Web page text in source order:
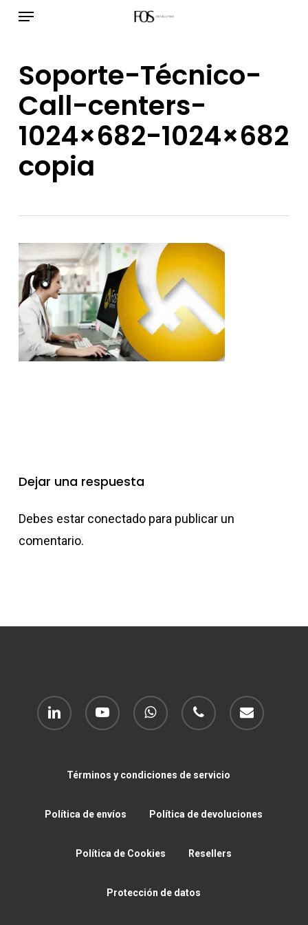
principal
Menú
Soporte-Técnico-
Call-centers-
1024×682-1024×682
copia
Dejar una respuesta
Debes estar conectadopara publicar un
comentario.
linkedin youtube whatsapp phone email
Términos y condiciones de servicio
Política de envíos Política de devoluciones
Política de Cookies Resellers
Protección de datos